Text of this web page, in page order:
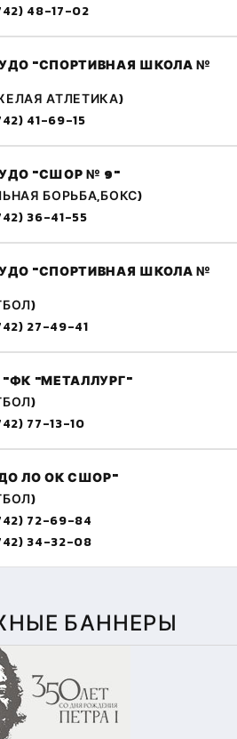
48-17-02
"СПОРТИВНАЯ ШКОЛА №
АТЛЕТИКА)
41-69-15
"СШОР № 9"
БОРЬБА,БОКС)
36-41-55
"СПОРТИВНАЯ ШКОЛА №
27-49-41
"МЕТАЛЛУРГ"
77-13-10
ЛО ОК СШОР"
72-69-84
34-32-08
БАННЕРЫ